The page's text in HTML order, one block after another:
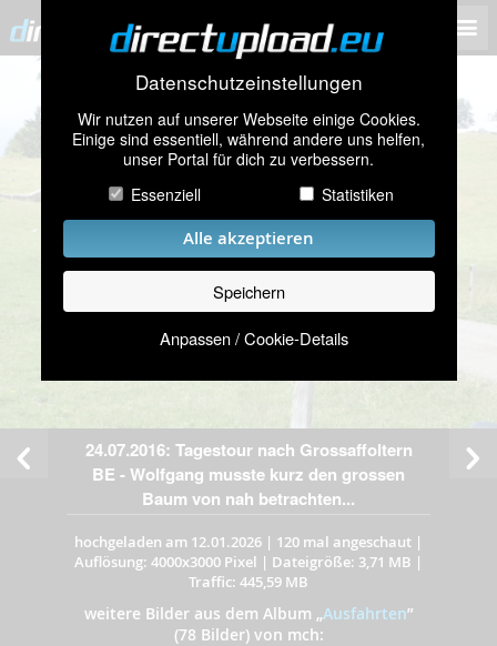
Datenschutzeinstellungen
Wir nutzen auf unserer Webseite einige Cookies.
Einige sind essentiell, während andere uns helfen,
unser Portal für dich zu verbessern.
Essenziell
Statistiken
Alle akzeptieren
Speichern
Anpassen / Cookie-Details
24.07.2016: Tagestour nach Grossaffoltern
BE - Wolfgang musste kurz den grossen
Baum von nah betrachten...
hochgeladen am 12.01.2026 | 120 mal angeschaut |
Auflösung: 4000x3000 Pixel | Dateigröße: 3,71 MB |
Traffic: 445,59 MB
weitere Bilder aus dem Album „Ausfahrten”
(78 Bilder) von mch: